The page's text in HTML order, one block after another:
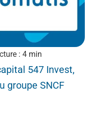
: 4 min
547 Invest,
groupe SNCF